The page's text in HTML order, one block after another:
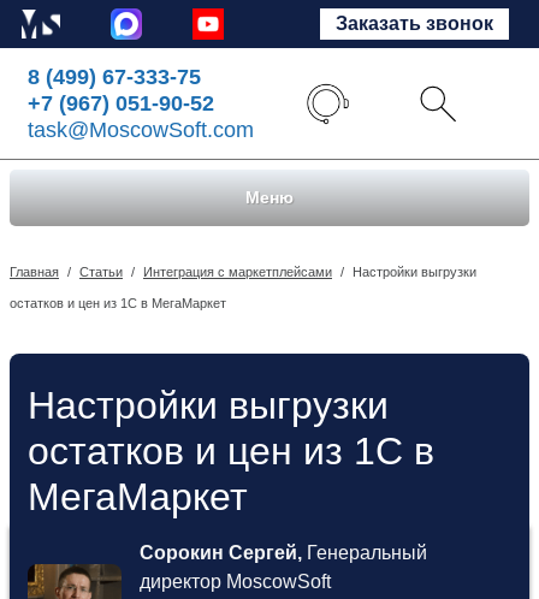
Заказать звонок
8 (499) 67-333-75
+7 (967) 051-90-52
task@MoscowSoft.com
Меню
Главная / Статьи / Интеграция с маркетплейсами / Настройки выгрузки
остатков и цен из 1С в МегаМаркет
Настройки выгрузки
остатков и цен из 1С в
МегаМаркет
Сорокин Сергей, Генеральный
директор MoscowSoft